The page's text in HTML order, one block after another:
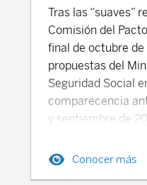
Tras las “suaves” recomendaciones de la Comisión del Pacto de Toledo aprobadas a final de octubre de 2020 y las primeras propuestas del Ministro de Inclusión y Seguridad Social en sus dos últimas comparecencia ante el mismo (en marzo y septiembre de 2020 ), ese Ministerio está preparando un paquete de medidas de reforma de las pensiones públicas que el área económica del Gobierno presentará en breves días a la Comisión Europea para su visto bueno, como requisito puesto por la Unión Europea para que España acceda con normalidad a los Fondos de ayuda y recuperación Next Generation . Posteriormente estas propuestas se discutirán en la mesa de dialogo social con sindicatos y patronales en aras a buscar el mayor consenso que permita la permanencia en el tiempo de esta reforma. Según el Gobierno "las prioridades en el ámbito de las pensiones son garantizar el poder adquisitivo de las pensiones y la sostenibilidad del sistema, tanto a corto, como medio y largo plazo". La reforma de pensiones que el Gobierno va a presentar a Bruselas busca compensar otras medidas adoptadas o en vías de adoptar que incrementan el gasto en pensiones, como por ejemplo la revalorización de las pensiones en línea del IPC, y que se sobreentiende acabaran con la reforma de 2013 del PP (principalmente supondrá la eliminación del IRP-Índice de la revalorización de las Pensiones, que actualizaba las mimas teniendo en cuenta una serie de factores, además de la inflación, entre los cuales estaba la relación entre ingresos y gastos del sistema de Seguridad Social y que condenaba de facto a los pensionistas a una revalorización futura durante años de su tope mínimo de incremento-un 0,25% anual-). También existen bastantes posibilidades de la derogación del factor de Sostenibilidad, que ajustaría la pensión final de cada perceptor en función de la variación de la esperanza de vida de su generación ( que se actualizaría cada 5 años), y que de momento está suspendido hasta una fecha indeterminada no posterior a 2023. A continuación, resumimos las principales medidas de este borrador de reforma. 1. propuestas de reforma que no estaban entre las recomendaciones que planteó el Pacto de Toledo Ampliación del número de años tenidos en cuenta para el cálculo de la base reguladora con la que se calcula la Pensión de Jubilación Pasarían de los 25 años que se consideraran a partir de 2022 (en 2021 son 24) a 35 años, tras un periodo transitorio. No obstante, el trabajador beneficiario de la pensión podría elegir los mejores 25 años dentro de esos 35 años, excluyendo los años de peores cotizaciones. Esta medida se aplicaría progresivamente a través de un periodo transitorio, por lo que no afectaría significativamente a los pensionistas de los próximos años sino a los del Futuro. Haría más contributivo el sistema, reconociendo para el cálculo de la pensión años de cotización que hasta ahora no se tenían en cuenta. Por ejemplo, si la medida estuviese plenamente vigente en la actualidad, produciría que para alguien que se jubilase en 2021 (a la edad legal de 66 años) se considerasen sus cotizaciones desde sus 31 años de edad (35 años), en lugar considerar sus cotizaciones desde los 42 años ( en 2021 se están considerando para calcular la base reguladora las bases de cotización de los 24 últimos años) . El Gobierno estima que reducirá las futuras pensiones iniciales en un 5,45% de media. Perjudicaría a la mayor parte de los trabajadores, ya que durante los primeros años de vida laboral los ingresos (y por lo tanto las cotizaciones) suelen ser inferiores, y suelen ir creciendo según van pasando los años y se incrementa la experiencia del trabajador. Especialmente podría perjudicaría a muchas mujeres que hayan interrumpido su vida laboral durante su juventud para cuidar de sus hijos. No obstante, esta situación es mucho menos habitual en las nuevas generaciones. Beneficiaria especialmente a aquellos trabajadores que hayan expulsados anticipadamente del mercado laboral con anterioridad a su jubilación ( por ejemplo, a partir de los 50 años) y no hayan podido encontrar un nuevo empleo o hayan accedido empleos de menor retribución. Les permitiría excluir esos peores años de cotización ( en los que incluso podría haber lagunas de cotización) y considerar años que hasta ahora no se contaban. Esta medida de los 35 años no estaba entre las recomendaciones del Pacto de Toledo, que sí que sugirió introducir algunos elementos correctores,
Conocer más